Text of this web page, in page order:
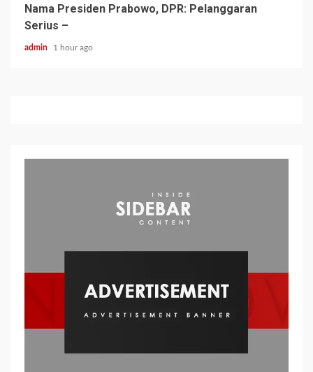
Nama Presiden Prabowo, DPR: Pelanggaran
Serius –
admin 1 hour ago